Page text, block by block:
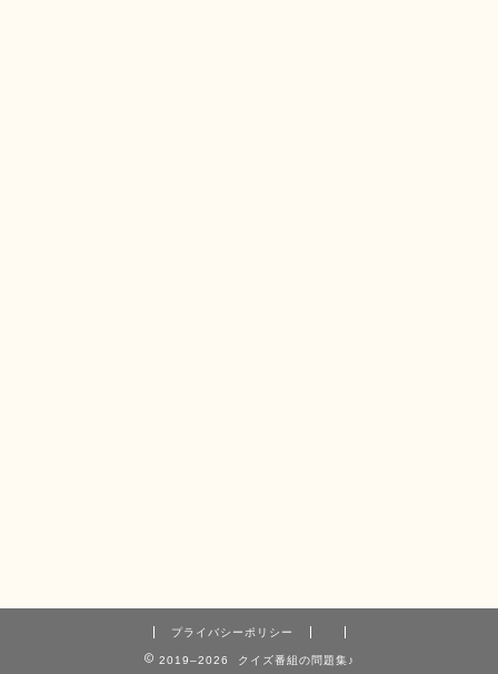
プライバシーポリシー
2019–2026 クイズ番組の問題集♪